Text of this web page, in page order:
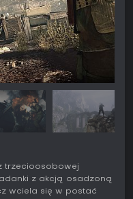
trzecioosobowej
z akcją osadzoną
wciela się w postać